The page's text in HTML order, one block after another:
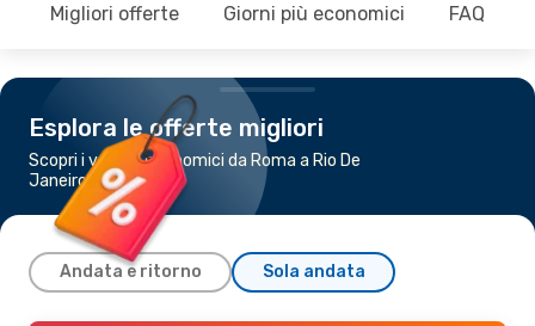
Migliori offerte Giorni più economici FAQ
Esplora le offerte migliori
Scopri i voli più economici da Roma a Rio De
Janeiro
Andata e ritorno Sola andata